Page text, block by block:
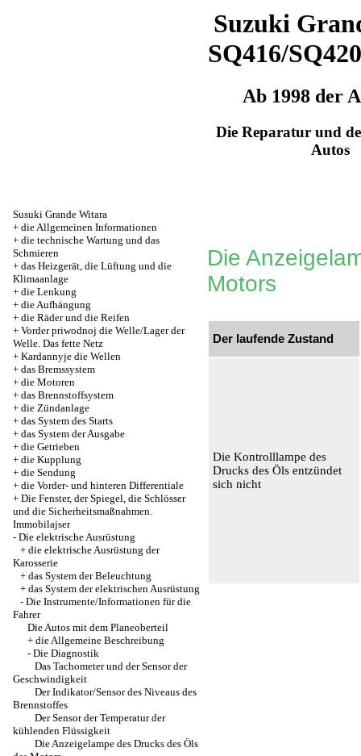
Suzuki
SQ416/
Ab 1998 der
Die Reparatur und
Autos
Susuki Grande Witara
+ die Allgemeinen Informationen
+ die technische Wartung und das
Schmieren
+ das Heizgerät, die Lüftung und die
Klimaanlage
+ die Lenkung
+ die Aufhängung
+ die Räder und die Reifen
+ Vorder priwodnoj die Welle/Lager der
Welle. Das fette Netz
+ Kardannyje die Wellen
+ das Bremssystem
+ die Motoren
+ das Brennstoffsystem
+ die Zündanlage
+ das System des Starts
+ das System der Ausgabe
+ die Getrieben
+ die Kupplung
+ die Sendung
+ die Vorder- und hinteren Differentiale
+ Die Fenster, der Spiegel, die Schlösser
und die Sicherheitsmaßnahmen.
Immobilajser
- Die elektrische Ausrüstung
+ die elektrische Ausrüstung der
Karosserie
+ das System der Beleuchtung
+ das System der elektrischen Ausrüstung
- Die Instrumente/Informationen für die
Fahrer
Die Autos mit dem Planeoberteil
+ die Allgemeine Beschreibung
- Die Diagnostik
Das Tachometer und der Sensor der
Geschwindigkeit
Der Indikator/Sensor des Niveaus des
Brennstoffes
Der Sensor der Temperatur der
kühlenden Flüssigkeit
Die Anzeigelampe des Drucks des Öls
Die
Motors
Der laufende Zustand
Die Kontrolllampe des
Drucks des Öls entzündet
sich nicht